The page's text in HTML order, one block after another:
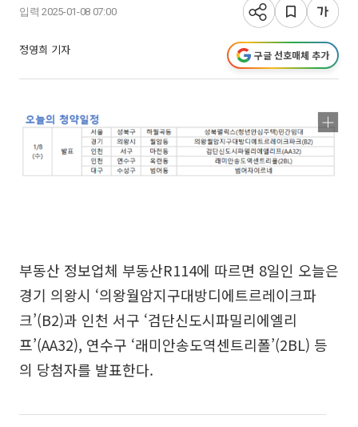
입력 2025-01-08 07:00
정영희 기자 구글 선호매체 추가
부동산 정보업체 부동산R114에 따르면 8일인 오늘은
경기 의왕시 ‘의왕월암지구대방디에트르레이크파
크’(B2)과 인천 서구 ‘검단신도시파밀리에엘리
프’(AA32), 연수구 ‘래미안송도역센트리폴’(2BL) 등
의 당첨자를 발표한다.